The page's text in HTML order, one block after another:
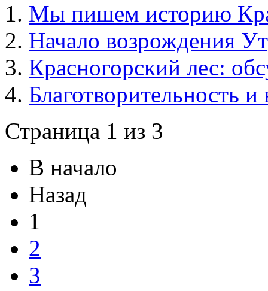
Мы пишем историю
Начало возрождения
Красногорский лес:
Благотворительность и
Страница 1 из 3
В начало
Назад
1
2
3